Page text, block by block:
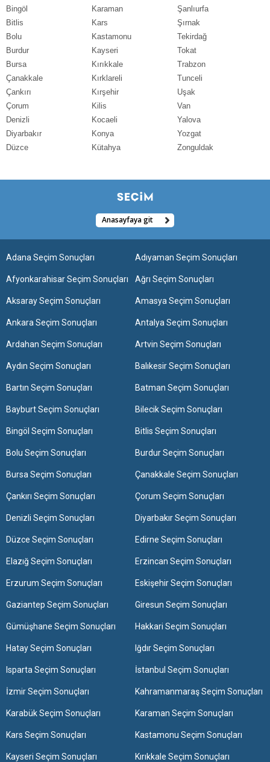
Bingöl
Bitlis
Bolu
Burdur
Bursa
Çanakkale
Çankırı
Çorum
Denizli
Diyarbakır
Düzce
Karaman
Kars
Kastamonu
Kayseri
Kırıkkale
Kırklareli
Kırşehir
Kilis
Kocaeli
Konya
Kütahya
Şanlıurfa
Şırnak
Tekirdağ
Tokat
Trabzon
Tunceli
Uşak
Van
Yalova
Yozgat
Zonguldak
Anasayfaya git
Adana Seçim Sonuçları Adıyaman Seçim Sonuçları
Afyonkarahisar Seçim Sonuçları Ağrı Seçim Sonuçları
Aksaray Seçim Sonuçları Amasya Seçim Sonuçları
Ankara Seçim Sonuçları Antalya Seçim Sonuçları
Ardahan Seçim Sonuçları Artvin Seçim Sonuçları
Aydın Seçim Sonuçları Balıkesir Seçim Sonuçları
Bartın Seçim Sonuçları Batman Seçim Sonuçları
Bayburt Seçim Sonuçları Bilecik Seçim Sonuçları
Bingöl Seçim Sonuçları Bitlis Seçim Sonuçları
Bolu Seçim Sonuçları Burdur Seçim Sonuçları
Bursa Seçim Sonuçları Çanakkale Seçim Sonuçları
Çankırı Seçim Sonuçları Çorum Seçim Sonuçları
Denizli Seçim Sonuçları Diyarbakır Seçim Sonuçları
Düzce Seçim Sonuçları Edirne Seçim Sonuçları
Elazığ Seçim Sonuçları Erzincan Seçim Sonuçları
Erzurum Seçim Sonuçları Eskişehir Seçim Sonuçları
Gaziantep Seçim Sonuçları Giresun Seçim Sonuçları
Gümüşhane Seçim Sonuçları Hakkari Seçim Sonuçları
Hatay Seçim Sonuçları Iğdır Seçim Sonuçları
Isparta Seçim Sonuçları İstanbul Seçim Sonuçları
İzmir Seçim Sonuçları Kahramanmaraş Seçim Sonuçları
Karabük Seçim Sonuçları Karaman Seçim Sonuçları
Kars Seçim Sonuçları Kastamonu Seçim Sonuçları
Kayseri Seçim Sonuçları Kırıkkale Seçim Sonuçları